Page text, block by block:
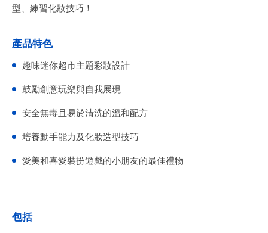
型、練習化妝技巧！
產品特色
趣味迷你超市主題彩妝設計
鼓勵創意玩樂與自我展現
安全無毒且易於清洗的溫和配方
培養動手能力及化妝造型技巧
愛美和喜愛裝扮遊戲的小朋友的最佳禮物
包括